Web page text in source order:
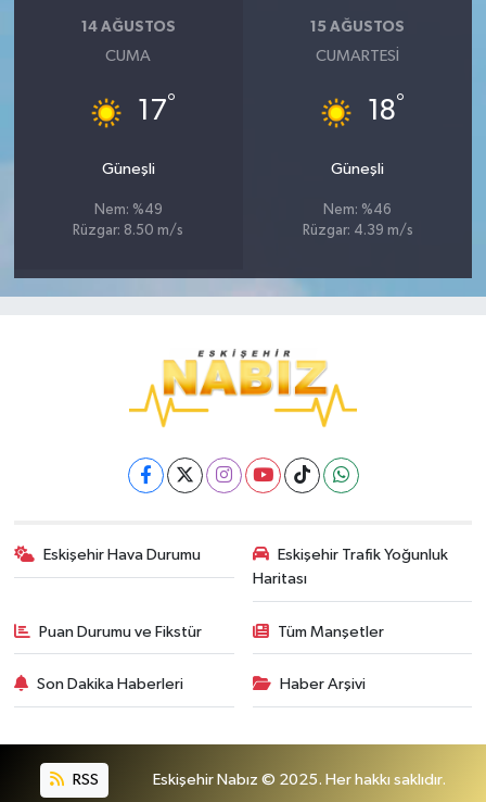
14 AĞUSTOS
CUMA
17°
Güneşli
Nem: %49
Rüzgar: 8.50 m/s
15 AĞUSTOS
CUMARTESI
18°
Güneşli
Nem: %46
Rüzgar: 4.39 m/s
Eskişehir Hava Durumu
Eskişehir Trafik Yoğunluk
Haritası
Puan Durumu ve Fikstür Tüm Manşetler
Son Dakika Haberleri Haber Arşivi
RSS Eskişehir Nabız © 2025. Her hakkı saklıdır.